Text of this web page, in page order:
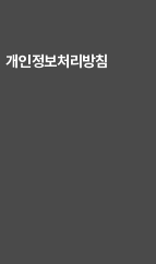
개인정보처리방침